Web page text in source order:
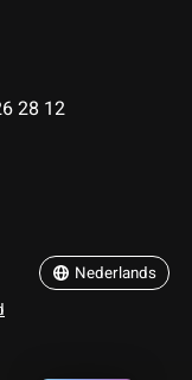
28 12
Nederlands